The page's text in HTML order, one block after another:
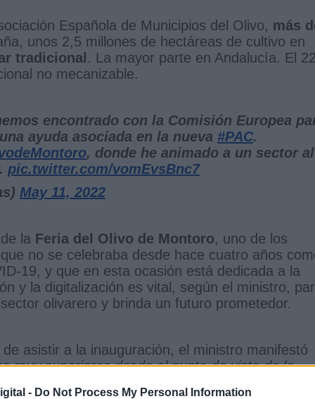
- Do Not Process My Personal Information
Española de Municipios del Olivo, más
unos 2,5 millones de hectáreas de cultivo en
tradicional. La mayor parte en Andalucía. El
no mecanizable.
encontrado con la Comisión Europea
ayuda asociada en la nueva #PAC.
, donde he animado a un sector al
pic.twitter.com/vomEvsBnc7
May 11, 2022
la Feria del Olivo de Montoro, uno de los
no se celebraba desde hace cuatro años
19, y que en esta ocasión está dedicada a la
y la digitalización es vital, según el ministro,
olivarero y brinda un futuro prometedor.
asistir a la inauguración, el ministro manifestó
muy superiores desde el punto de vista de la
32 millones de jornales en el sector del olivar